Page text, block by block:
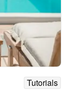
Tutorials